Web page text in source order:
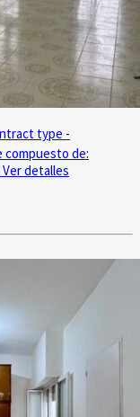
type -
compuesto de:
Ver detalles